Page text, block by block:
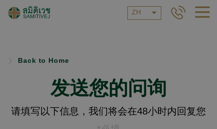
ZH
Back to Home
发送您的问询
请填写以下信息，我们将会在48小时内回复您